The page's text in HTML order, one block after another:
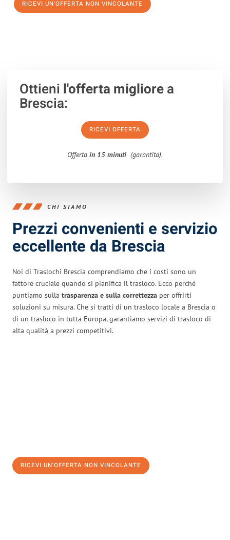
RICEVI UN'OFFERTA NON VINCOLANTE
Ottieni l'offerta migliorea
Brescia:
RICEVI OFFERTA
Offerta in 15 minuti (garantita).
CHI SIAMO
Prezzi convenienti e servizio
eccellente da Brescia
Noi di Traslochi Brescia comprendiamo che i costi sono un
fattore cruciale quando si pianifica il trasloco. Ecco perché
puntiamo sulla trasparenza e sulla correttezza per offrirti
soluzioni su misura. Che si tratti di un trasloco locale a Brescia o
di un trasloco in tutta Europa, garantiamo servizi di trasloco di
alta qualità a prezzi competitivi.
RICEVI UN'OFFERTA NON VINCOLANTE